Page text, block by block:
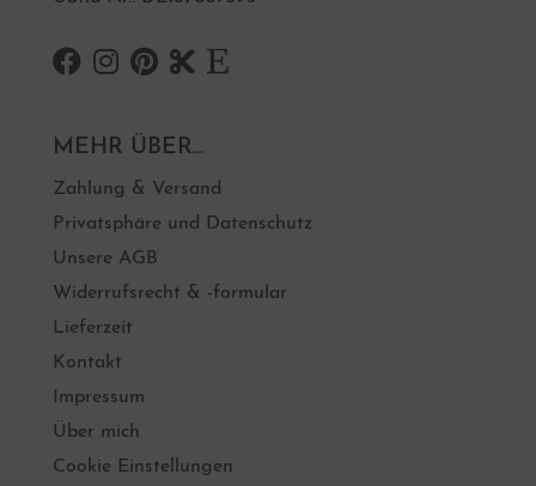
MEHR ÜBER...
Zahlung & Versand
Privatsphäre und Datenschutz
Unsere AGB
Widerrufsrecht & -formular
Lieferzeit
Kontakt
Impressum
Über mich
Cookie Einstellungen